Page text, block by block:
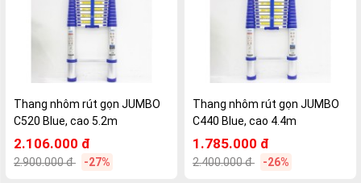
Thang nhôm rút gọn JUMBO
C520 Blue, cao 5.2m
2.106.000 đ
2.900.000 đ -27%
Thang nhôm rút gọn JUMBO
C440 Blue, cao 4.4m
1.785.000 đ
2.400.000 đ -26%